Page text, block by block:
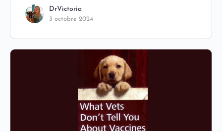
DrVictoria
3 octobre 2024